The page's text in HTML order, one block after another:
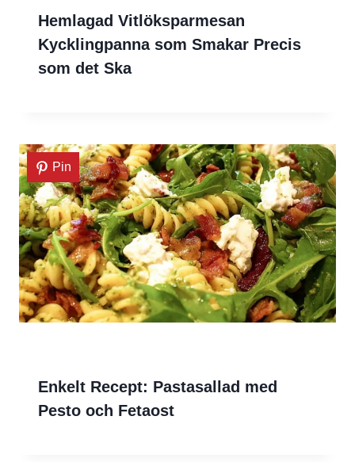
Hemlagad Vitlöksparmesan
Kycklingpanna som Smakar Precis
som det Ska
Pin
Enkelt Recept: Pastasallad med
Pesto och Fetaost